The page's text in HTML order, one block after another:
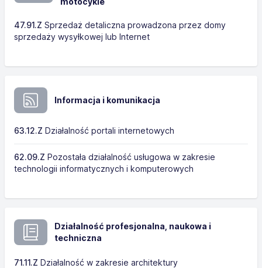
47.91.Z Sprzedaż detaliczna prowadzona przez domy
sprzedaży wysyłkowej lub Internet
Informacja i komunikacja
63.12.Z Działalność portali internetowych
62.09.Z Pozostała działalność usługowa w zakresie
technologii informatycznych i komputerowych
Działalność profesjonalna, naukowa i
techniczna
71.11.Z Działalność w zakresie architektury